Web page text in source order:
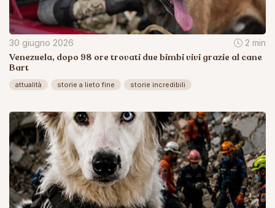
30 giugno 2026 2 min
Venezuela, dopo 98 ore trovati due bimbi vivi grazie al cane
Bart
attualità storie a lieto fine storie incredibili